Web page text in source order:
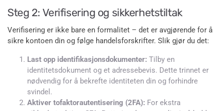
Steg 2: Verifisering og sikkerhetstiltak
Verifisering er ikke bare en formalitet – det er avgjørende for å
sikre kontoen din og følge handelsforskrifter. Slik gjør du det:
Last opp identifikasjonsdokumenter: Tilby en
identitetsdokument og et adressebevis. Dette trinnet er
nødvendig for å bekrefte identiteten din og forhindre
svindel.
Aktiver tofaktorautentisering (2FA): For ekstra